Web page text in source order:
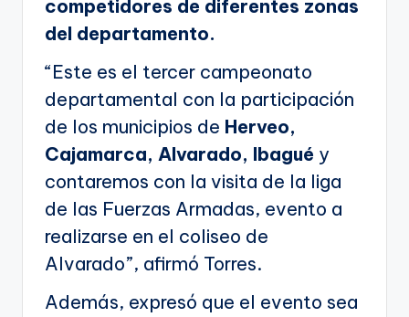
competidores de diferentes zonas
del departamento.
“Este es el tercer campeonato
departamental con la participación
de los municipios de Herveo,
Cajamarca, Alvarado, Ibagué y
contaremos con la visita de la liga
de las Fuerzas Armadas, evento a
realizarse en el coliseo de
Alvarado”, afirmó Torres.
Además, expresó que el evento sea